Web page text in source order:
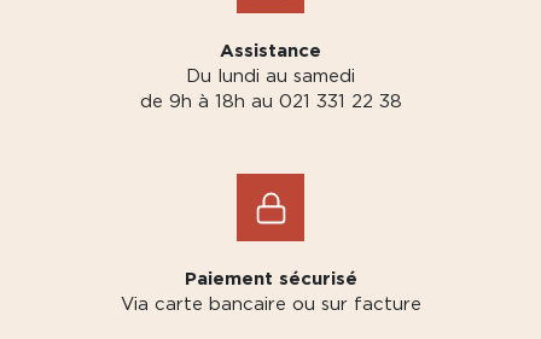
Assistance
Du lundi au samedi
de 9h à 18h au 021 331 22 38
Paiement sécurisé
Via carte bancaire ou sur facture